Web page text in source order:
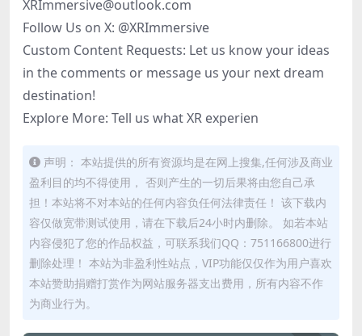
XRImmersive@outlook.com
Follow Us on X: @XRImmersive
Custom Content Requests: Let us know your ideas
in the comments or message us your next dream
destination!
Explore More: Tell us what XR experien
声明： 本站提供的所有资源均是在网上搜集,任何涉及商业
盈利目的均不得使用， 否则产生的一切后果将由您自己承
担！本站将不对本站的任何内容负任何法律责任！ 该下载内
容仅做宽带测试使用，请在下载后24小时内删除。 如若本站
内容侵犯了您的作品权益，可联系我们QQ：751166800进行
删除处理！ 本站为非盈利性站点，VIP功能仅仅作为用户喜欢
本站赞助捐赠打赏作为网站服务器支出费用，所有内容不作
为商业行为。